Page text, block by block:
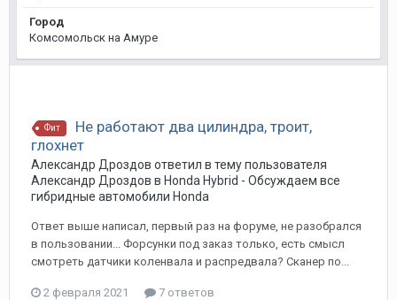
Город
Комсомольск на Амуре
Фит
Не работают два цилиндра, троит,
глохнет
Александр Дроздов ответил в тему пользователя
Александр Дроздов в Honda Hybrid - Обсуждаем все
гибридные автомобили Honda
Ответ выше написал, первый раз на форуме, не разобрался
в пользовании... Форсунки под заказ только, есть смысл
смотреть датчики коленвала и распредвала? Сканер по...
2 февраля 2021 7 ответов